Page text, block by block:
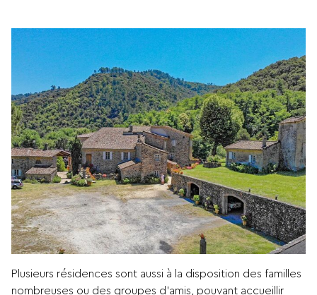
Plusieurs résidences sont aussi à la disposition des familles
nombreuses ou des groupes d’amis, pouvant accueillir